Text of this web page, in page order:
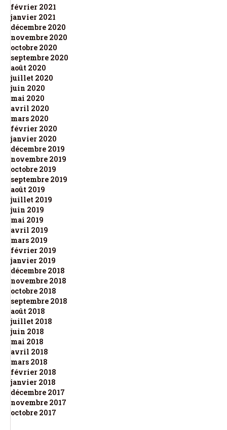
février 2021
janvier 2021
décembre 2020
novembre 2020
octobre 2020
septembre 2020
août 2020
juillet 2020
juin 2020
mai 2020
avril 2020
mars 2020
février 2020
janvier 2020
décembre 2019
novembre 2019
octobre 2019
septembre 2019
août 2019
juillet 2019
juin 2019
mai 2019
avril 2019
mars 2019
février 2019
janvier 2019
décembre 2018
novembre 2018
octobre 2018
septembre 2018
août 2018
juillet 2018
juin 2018
mai 2018
avril 2018
mars 2018
février 2018
janvier 2018
décembre 2017
novembre 2017
octobre 2017